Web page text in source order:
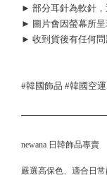
► 部分耳針為軟針
► 圖片會因螢幕所
► 收到貨後有任何
#韓國飾品 #韓國空
newana 日韓飾品專賣
嚴選高保色、適合日常